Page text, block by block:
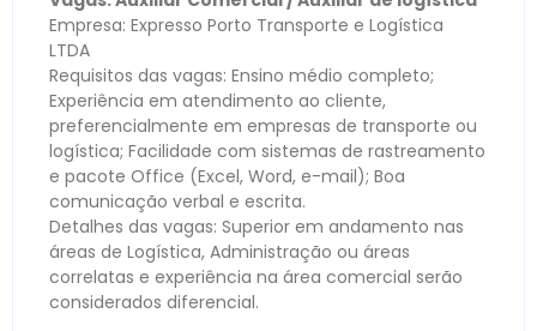
Empresa: Expresso Porto Transporte e Logística
LTDA
Requisitos das vagas: Ensino médio completo;
Experiência em atendimento ao cliente,
preferencialmente em empresas de transporte ou
logística; Facilidade com sistemas de rastreamento
e pacote Office (Excel, Word, e-mail); Boa
comunicação verbal e escrita.
Detalhes das vagas: Superior em andamento nas
áreas de Logística, Administração ou áreas
correlatas e experiência na área comercial serão
considerados diferencial.